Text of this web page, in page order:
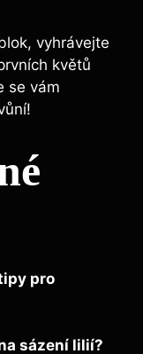
vyhrávejte
květů
se vám
pro
sázení lilií?